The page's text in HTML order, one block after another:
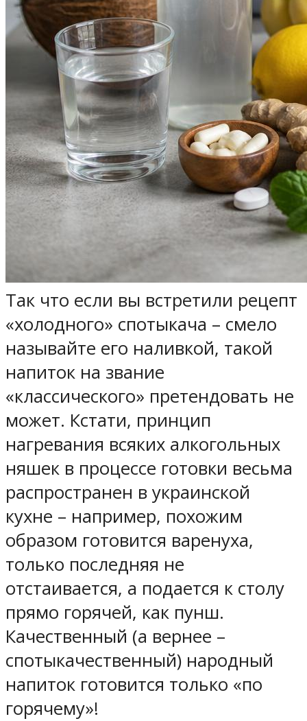
Так что если вы встретили рецепт
«холодного» спотыкача – смело
называйте его наливкой, такой
напиток на звание
«классического» претендовать не
может. Кстати, принцип
нагревания всяких алкогольных
няшек в процессе готовки весьма
распространен в украинской
кухне – например, похожим
образом готовится варенуха,
только последняя не
отстаивается, а подается к столу
прямо горячей, как пунш.
Качественный (а вернее –
спотыкачественный) народный
напиток готовится только «по
горячему»!